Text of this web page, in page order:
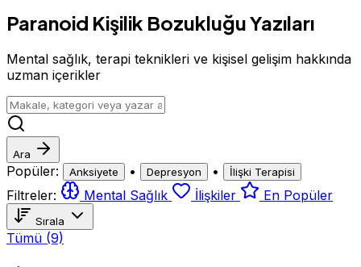
Paranoid Kişilik Bozukluğu Yazıları
Mental sağlık, terapi teknikleri ve kişisel gelişim hakkında
uzman içerikler
Ara
Popüler: Anksiyete • Depresyon • İlişki Terapisi
Filtreler: Mental Sağlık İlişkiler En Popüler
Sırala
Tümü (9)